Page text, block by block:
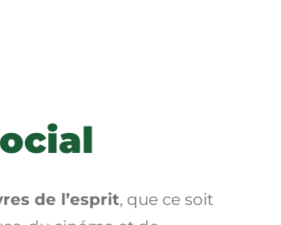
de l’esprit, que ce soit